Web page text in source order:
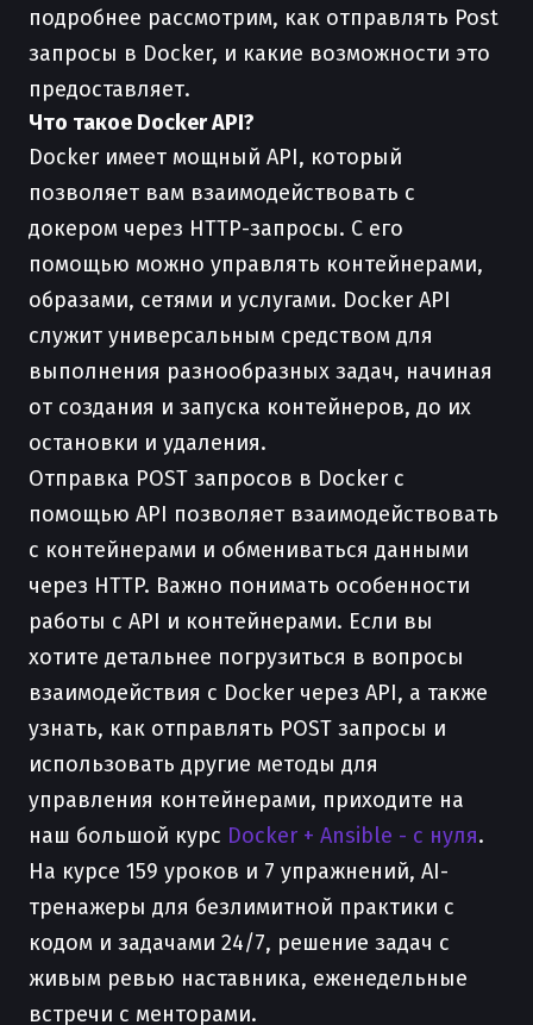
подробнее рассмотрим, как отправлять Post
запросы в Docker, и какие возможности это
предоставляет.
Что такое Docker API?
Docker имеет мощный API, который
позволяет вам взаимодействовать с
докером через HTTP-запросы. С его
помощью можно управлять контейнерами,
образами, сетями и услугами. Docker API
служит универсальным средством для
выполнения разнообразных задач, начиная
от создания и запуска контейнеров, до их
остановки и удаления.
Отправка POST запросов в Docker с
помощью API позволяет взаимодействовать
с контейнерами и обмениваться данными
через HTTP. Важно понимать особенности
работы с API и контейнерами. Если вы
хотите детальнее погрузиться в вопросы
взаимодействия с Docker через API, а также
узнать, как отправлять POST запросы и
использовать другие методы для
управления контейнерами, приходите на
наш большой курс Docker + Ansible - с нуля.
На курсе 159 уроков и 7 упражнений, AI-
тренажеры для безлимитной практики с
кодом и задачами 24/7, решение задач с
живым ревью наставника, еженедельные
встречи с менторами.